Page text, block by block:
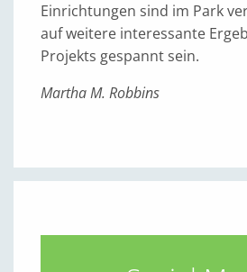
Einrichtungen sind im Park
auf weitere interessante
Projekts gespannt sein.
Martha M. Robbins